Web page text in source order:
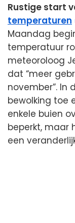
Rustige start
temperaturen
Maandag
temperatuur
meteoroloog
dat “meer
november”.
bewolking toe
enkele buien
beperkt, maar
een